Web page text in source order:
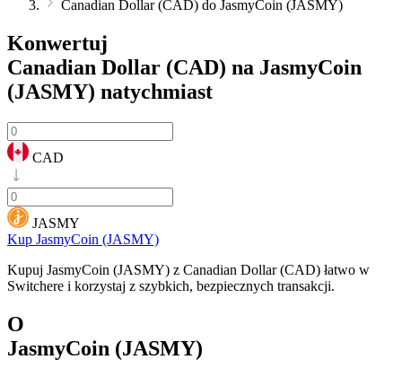
Canadian Dollar (CAD) do JasmyCoin (JASMY)
Konwertuj
Canadian Dollar (CAD) na JasmyCoin
(JASMY) natychmiast
CAD
JASMY
Kup JasmyCoin (JASMY)
Kupuj JasmyCoin (JASMY) z Canadian Dollar (CAD) łatwo w
Switchere i korzystaj z szybkich, bezpiecznych transakcji.
O
JasmyCoin (JASMY)